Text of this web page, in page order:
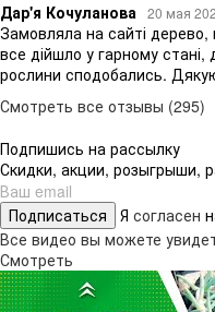
Дар'я Кочуланова 20 мая
Замовляла на сайті дерево,
все дійшло у гарному
рослини сподобались.
Смотреть все отзывы (295)
Подпишись на рассылку
Скидки, акции, розыгрыши,
Подписаться Я согласен
Все видео вы можете
Смотреть